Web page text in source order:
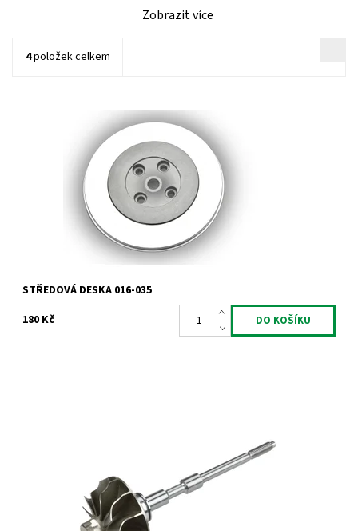
Zobrazit více
4položek celkem
Deska středu turbodmychadla pro turbodmychadla Garrett
1.6HDi 1.6TDCi s DPF.
Skladem
866
Jrone
2 roky
STŘEDOVÁ DESKA 016-035
180 Kč
836
Jrone
2 roky